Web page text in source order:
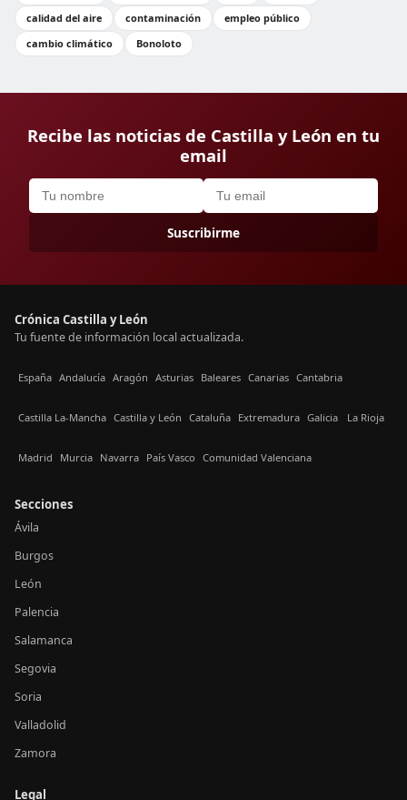
calidad del aire
contaminación
empleo público
cambio climático
Bonoloto
Recibe las noticias de Castilla y León en tu
email
Suscribirme
Crónica Castilla y León
Tu fuente de información local actualizada.
España Andalucía Aragón Asturias Baleares Canarias Cantabria
Castilla La-Mancha Castilla y León Cataluña Extremadura Galicia La Rioja
Madrid Murcia Navarra País Vasco Comunidad Valenciana
Secciones
Ávila
Burgos
León
Palencia
Salamanca
Segovia
Soria
Valladolid
Zamora
Legal